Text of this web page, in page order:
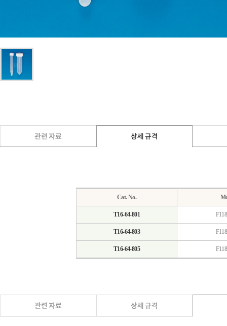
Cat. No.
T16-64-801
T16-64-803
T16-64-805